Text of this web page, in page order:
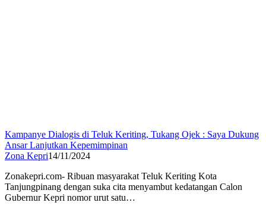
Kampanye Dialogis di Teluk Keriting, Tukang Ojek : Saya Dukung
Ansar Lanjutkan Kepemimpinan
Zona Kepri14/11/2024
Zonakepri.com- Ribuan masyarakat Teluk Keriting Kota
Tanjungpinang dengan suka cita menyambut kedatangan Calon
Gubernur Kepri nomor urut satu…